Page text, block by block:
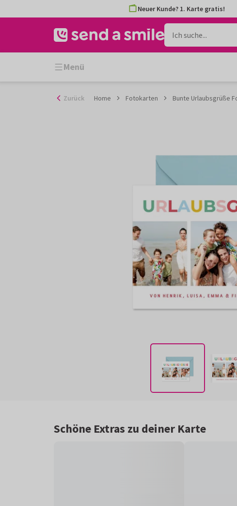
Inhalt
Neuer Kunde? 1. Karte gratis!
Menü
Zurück Home Fotokarten Bunte Urlaubsgrüße
Schöne Extras zu deiner Karte